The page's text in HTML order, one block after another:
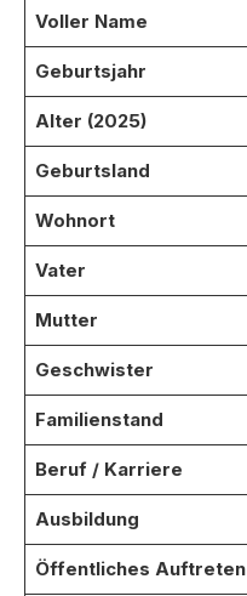
Voller Name
Geburtsjahr
Alter (2025)
Geburtsland
Wohnort
Vater
Mutter
Geschwister
Familienstand
Beruf / Karriere
Ausbildung
Öffentliches Auftreten